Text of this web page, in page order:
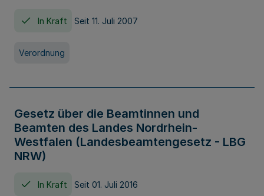
In Kraft Seit 11. Juli 2007
Verordnung
Gesetz über die Beamtinnen und
Beamten des Landes Nordrhein-
Westfalen (Landesbeamtengesetz - LBG
NRW)
In Kraft Seit 01. Juli 2016